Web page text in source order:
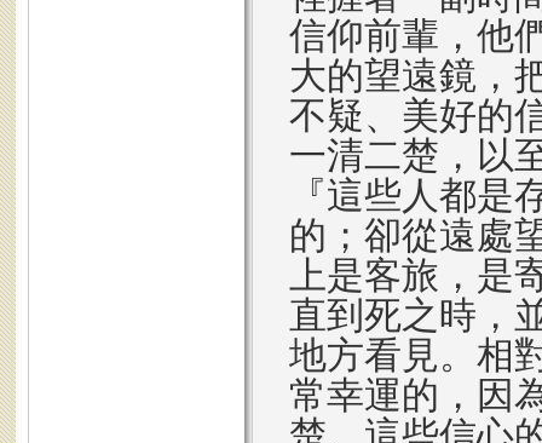
信仰前輩，他
大的望遠鏡，
不疑、美好的
一清二楚，以
『這些人都是
的；卻從遠處
上是客旅，是
直到死之時，
地方看見。相
常幸運的，因